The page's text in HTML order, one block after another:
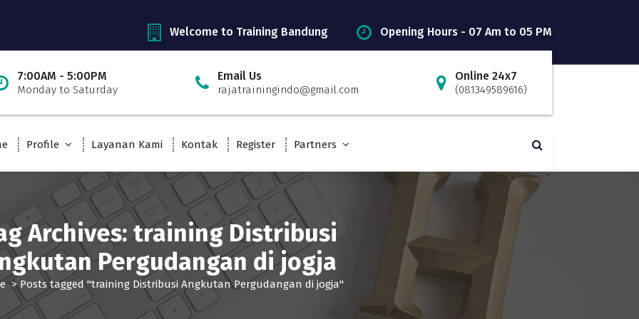
Welcome to Training Bandung Opening Hours - 07 Am to 05 PM
7:00AM - 5:00PM
Monday to Saturday
Email Us
rajatrainingindo@gmail.com
Online 24x7
(081349589616)
Profile Layanan Kami Kontak Register Partners
Archives: training Distribusi
Pergudangan di jogja
>Posts tagged "training Distribusi Angkutan Pergudangan di jogja"